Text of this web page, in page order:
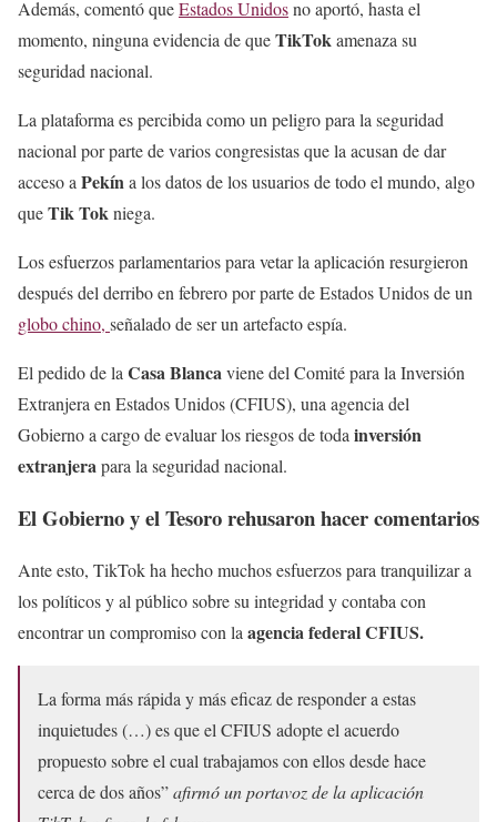
Además, comentó queEstados Unidosno aportó, hasta el
momento, ninguna evidencia de queTikTokamenaza su
seguridad nacional.
La plataforma es percibida como un peligro para la seguridad
nacional por parte de varios congresistas que la acusan de dar
acceso a Pekína los datos de los usuarios de todo el mundo, algo
queTik Tokniega.
Los esfuerzos parlamentarios para vetar la aplicación resurgieron
después del derribo en febrero por parte de Estados Unidos de un
globo chino, señalado de ser un artefacto espía.
El pedido de la Casa Blancaviene del Comité para la Inversión
Extranjera en Estados Unidos (CFIUS), una agencia del
Gobierno a cargo de evaluar los riesgos de toda inversión
extranjerapara la seguridad nacional.
El Gobierno y el Tesoro rehusaron hacer comentarios
Ante esto, TikTok ha hecho muchos esfuerzos para tranquilizar a
los políticos y al público sobre su integridad y contaba con
encontrar un compromiso con la agencia federal CFIUS.
La forma más rápida y más eficaz de responder a estas
inquietudes (…) es que el CFIUS adopte el acuerdo
propuesto sobre el cual trabajamos con ellos desde hace
cerca de dos años”afirmó un portavoz de la aplicación